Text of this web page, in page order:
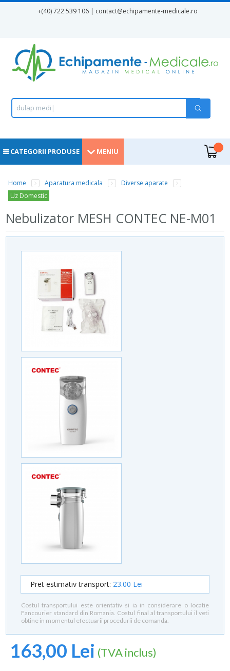
+(40) 722 539 106 | contact@echipamente-medicale.ro
Formular de căutare
Căutare
.dulap medi c
MENIU
CATEGORII PRODUSE
Eşti aici
Home Aparatura medicala
Diverse aparate
Uz Domestic
Nebulizator MESH CONTEC NE-M01
Pret estimativ transport: 23.00 Lei
Costul transportului este orientativ si ia in considerare o locatie
Fancourier standard din Romania. Costul final al transportului il veti
obtine in momentul efectuarii procedurii de comanda.
163,00 Lei (TVA inclus)